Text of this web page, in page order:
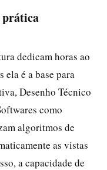
prática
dedicam horas ao
é a base para
Desenho Técnico
como
algoritmos de
as vistas
a capacidade de